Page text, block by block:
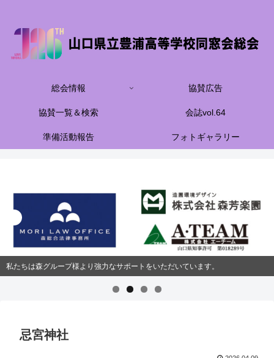
総会情報 協賛広告
協賛一覧＆検索 会誌vol.64
準備活動報告 フォトギャラリー
私たちは森グループ様より強力なサポートをいただいています。
忌宮神社